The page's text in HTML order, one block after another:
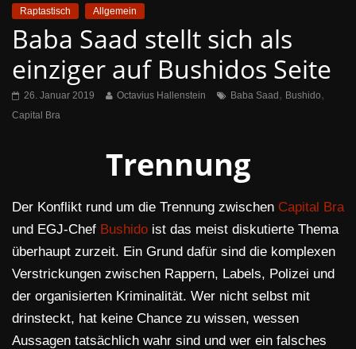
Raptastisch Allgemein
Baba Saad stellt sich als
einziger auf Bushidos Seite
26. Januar 2019 Octavius Hallenstein Baba Saad , Bushido,
Capital Bra
Trennung
Der Konflikt rund um die Trennung zwischen Capital Bra
und EGJ-Chef Bushido ist das meist diskutierte Thema
überhaupt zurzeit. Ein Grund dafür sind die komplexen
Verstrickungen zwischen Rappern, Labels, Polizei und
der organisierten Kriminalität. Wer nicht selbst mit
drinsteckt, hat keine Chance zu wissen, wessen
Aussagen tatsächlich wahr sind und wer ein falsches